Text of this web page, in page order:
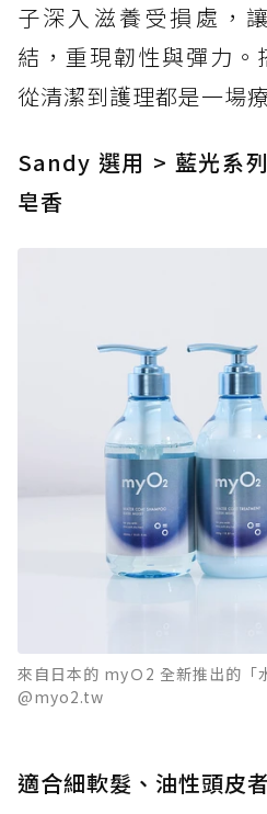
子深入滋養受損處，
結，重現韌性與彈力。
從清潔到護理都是一場
Sandy 選用 > 藍光系
皂香
來自日本的 myＯ2 全新推出的「
@myo2.tw
適合細軟髮、油性頭皮者